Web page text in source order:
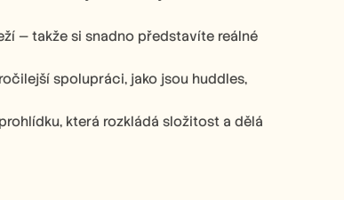
— takže si snadno představíte reálné
spolupráci, jako jsou huddles,
která rozkládá složitost a dělá